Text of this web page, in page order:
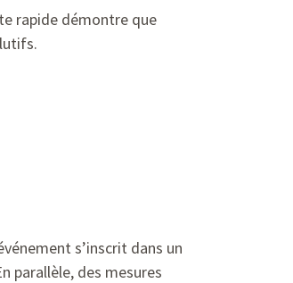
rapide démontre que
s’inscrit dans un
parallèle, des mesures